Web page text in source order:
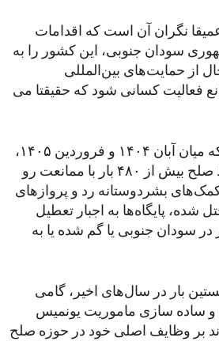
نگران آن است که اقدامات
سودان جنوبی، این کشور را به
از حمایت‌های بین‌المللی
فعالیت کسانی شود که حقیقتا می
یونمیس گزارش داده که میان آبان ۱۴۰۴ و فروردین ۱۴۰۵،
عملیات نیروهای حافظ صلح بیش از ۴۸۰ بار با ممانعت رو
بشردوستانه رد و پروازهای
شده، پایگاه‌ها به اجبار تعطیل
در سودان جنوبی یا گم شده یا به
بار در سال‌های اخیر، گامی
ساده ‌سازی ماموریت یونمیس
بر وظایف اصلی خود در حوزه صلح